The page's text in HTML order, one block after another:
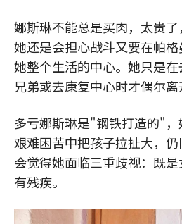
娜斯琳不能总是买肉，太贵了
她还是会担心战斗又要在帕
她整个生活的中心。她只是
兄弟或去康复中心时才偶尔离
多亏娜斯琳是"钢铁打造的"
艰难困苦中把孩子拉扯大，
会觉得她面临三重歧视：既
有残疾。